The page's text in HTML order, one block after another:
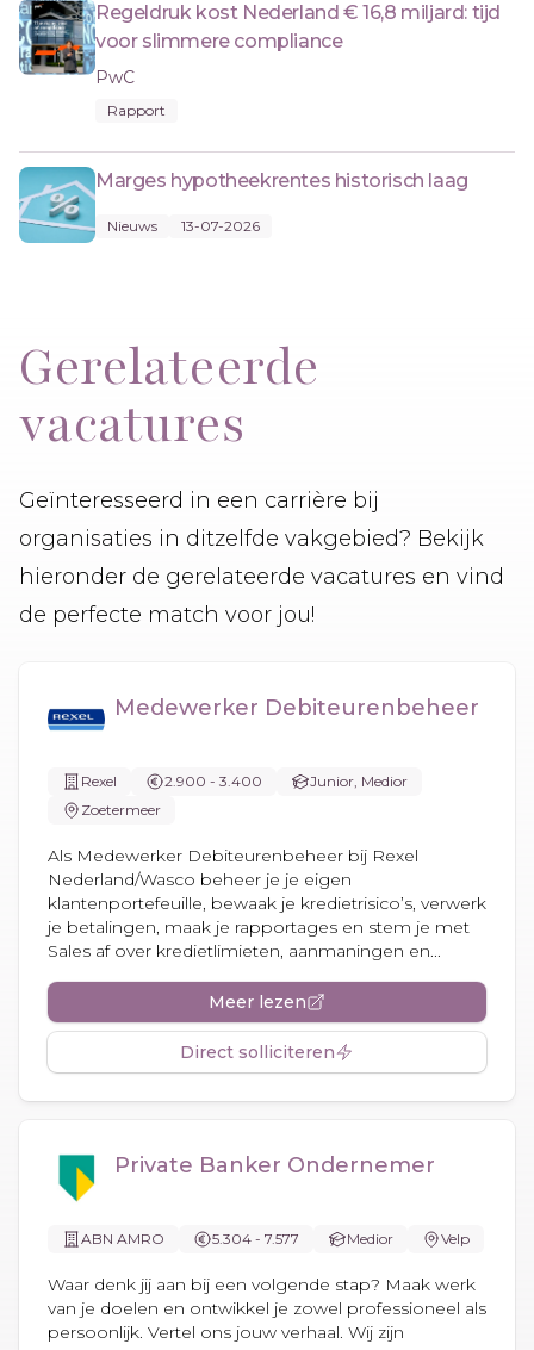
Regeldruk kost Nederland € 16,8 miljard: tijd
voor slimmere compliance
PwC
Rapport
Marges hypotheekrentes historisch laag
Nieuws 13-07-2026
Gerelateerde
vacatures
Geïnteresseerd in een carrière bij
organisaties in ditzelfde vakgebied? Bekijk
hieronder de gerelateerde vacatures en vind
de perfecte match voor jou!
Medewerker Debiteurenbeheer
Rexel 2.900 - 3.400
Junior, Medior
Zoetermeer
Als Medewerker Debiteurenbeheer bij Rexel
Nederland/Wasco beheer je je eigen
klantenportefeuille, bewaak je kredietrisico’s, verwerk
je betalingen, maak je rapportages en stem je met
Sales af over kredietlimieten, aanmaningen en...
Meer lezen
Direct solliciteren
Private Banker Ondernemer
ABN AMRO 5.304 - 7.577 Medior Velp
Waar denk jij aan bij een volgende stap? Maak werk
van je doelen en ontwikkel je zowel professioneel als
persoonlijk. Vertel ons jouw verhaal. Wij zijn